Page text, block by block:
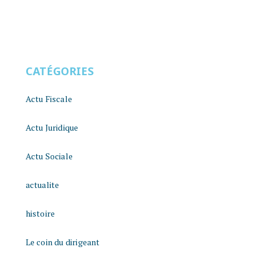
CATÉGORIES
Actu Fiscale
Actu Juridique
Actu Sociale
actualite
histoire
Le coin du dirigeant